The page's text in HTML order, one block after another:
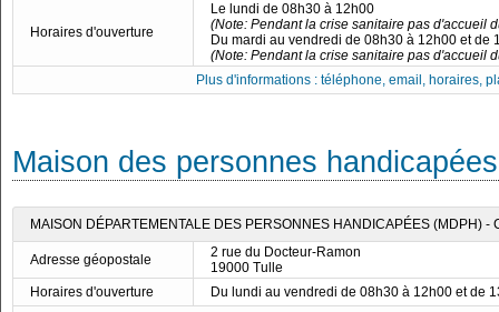
Horaires d'ouverture
Le lundi de 08h30 à 12h00
(Note: Pendant la crise sanitaire pas d'accueil
Du mardi au vendredi de 08h30 à 12h00 et de
(Note: Pendant la crise sanitaire pas d'accueil
Plus d'informations : téléphone, email, horaires,
Maison des personnes
MAISON DÉPARTEMENTALE DES PERSONNES HANDICAPÉES (MDPH) -
Adresse géopostale
2 rue du Docteur-Ramon
19000 Tulle
Horaires d'ouverture
Du lundi au vendredi de 08h30 à 12h00 et de